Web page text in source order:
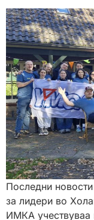
Последни
за лидери во
ИМКА учествуваа